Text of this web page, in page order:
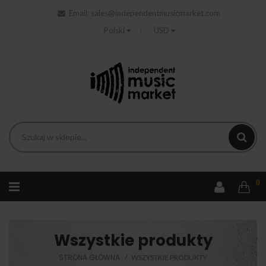
Email:
sales@independentmusicmarket.com
Polski
USD
0
Wszystkie produkty
STRONA GŁÓWNA WSZYSTKIE PRODUKTY